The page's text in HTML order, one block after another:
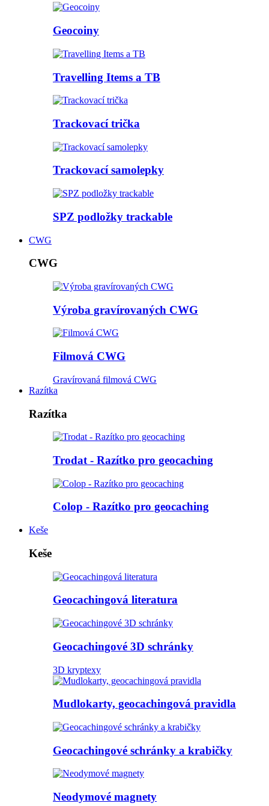
Geocoiny
Travelling Items a TB
Trackovací trička
Trackovací samolepky
SPZ podložky trackable
CWG
CWG
Výroba gravírovaných CWG
Filmová CWG
Gravírovaná filmová CWG
Razítka
Razítka
Trodat - Razítko pro geocaching
Colop - Razítko pro geocaching
Keše
Keše
Geocachingová literatura
Geocachingové 3D schránky
3D kryptexy
Mudlokarty, geocachingová pravidla
Geocachingové schránky a krabičky
Neodymové magnety